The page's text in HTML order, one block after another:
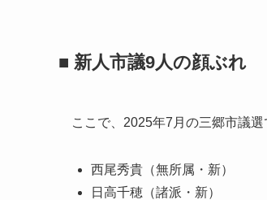
■ 新人市議9人の顔ぶれ
ここで、2025年7月の三郷市議
西尾秀貴（無所属・新）
日高千穂（諸派・新）